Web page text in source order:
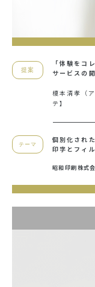
提案
「体験をコ
サービスの
榎本清孝（
テ】
テーマ
個別化され
印字とフィ
昭和印刷株式